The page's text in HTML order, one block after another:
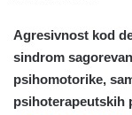
Agresivnost kod
sindrom
psihomotorike,
psihoterapeutskih